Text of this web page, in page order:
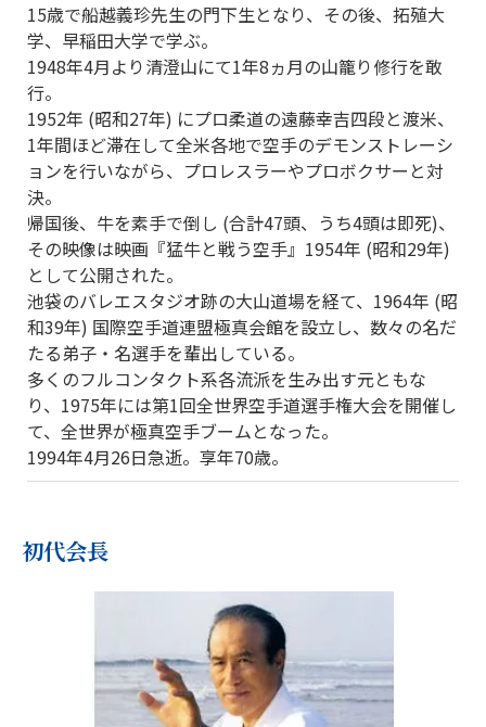
15歳で船越義珍先生の門下生となり、その後、拓殖大
学、早稲田大学で学ぶ。
1948年4月より清澄山にて1年8ヵ月の山籠り修行を敢
行。
1952年 (昭和27年) にプロ柔道の遠藤幸吉四段と渡米、
1年間ほど滞在して全米各地で空手のデモンストレーシ
ョンを行いながら、プロレスラーやプロボクサーと対
決。
帰国後、牛を素手で倒し (合計47頭、うち4頭は即死)、
その映像は映画『猛牛と戦う空手』1954年 (昭和29年)
として公開された。
池袋のバレエスタジオ跡の大山道場を経て、1964年 (昭
和39年) 国際空手道連盟極真会館を設立し、数々の名だ
たる弟子・名選手を輩出している。
多くのフルコンタクト系各流派を生み出す元ともな
り、1975年には第1回全世界空手道選手権大会を開催し
て、全世界が極真空手ブームとなった。
1994年4月26日急逝。享年70歳。
初代会長